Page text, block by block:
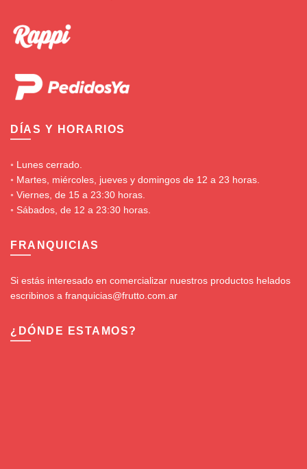
DÍAS Y HORARIOS
◦ Lunes cerrado.
◦ Martes, miércoles, jueves y domingos de 12 a 23 horas.
◦ Viernes, de 15 a 23:30 horas.
◦ Sábados, de 12 a 23:30 horas.
FRANQUICIAS
Si estás interesado en comercializar nuestros productos helados
escribinos a franquicias@frutto.com.ar
¿DÓNDE ESTAMOS?